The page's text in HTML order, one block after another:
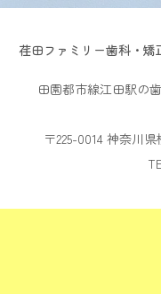
荏田ファミリー歯科・
田園都市線江田駅の
〒225-0014 神奈川